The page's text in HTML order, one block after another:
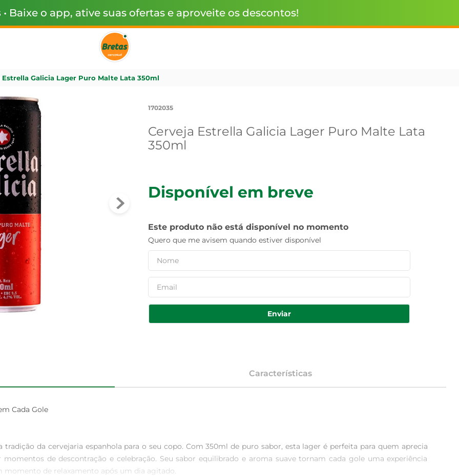
• Baixe o app, ative suas ofertas e aproveite os descontos!
Estrella Galicia Lager Puro Malte Lata 350ml
1702035
Cerveja Estrella Galicia Lager Puro Malte Lata
350ml
Disponível em breve
Este produto não está disponível no momento
Quero que me avisem quando estiver disponível
Enviar
Características
Cada Gole
tradição da cervejaria espanhola para o seu copo. Com 350ml de puro sabor, esta lager é perfeita para quem aprecia
de descontração e celebração. Seu sabor equilibrado e aroma suave tornam cada gole uma experiência
de relaxamento após um dia agitado.